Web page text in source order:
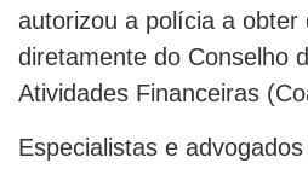
autorizou a polícia a obter
diretamente do Conselho
Atividades Financeiras
Especialistas e